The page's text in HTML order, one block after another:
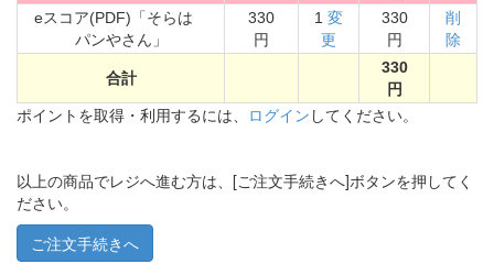
eスコア(PDF)「そらは
パンやさん」
330
円
1 変
更
330
円
削
除
合計
330
円
ポイントを取得・利用するには、 ログイン してください。
以上の商品でレジへ進む方は、[ご注文手続きへ]ボタンを押してく
ださい。